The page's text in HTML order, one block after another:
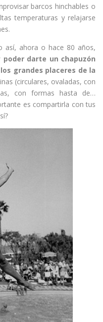
barcos hinchables o
temperaturas y relajarse
así, ahora o hace 80 años,
darte un chapuzón
grandes placeres de la
(circulares, ovaladas, con
con formas hasta de…
es compartirla con tus